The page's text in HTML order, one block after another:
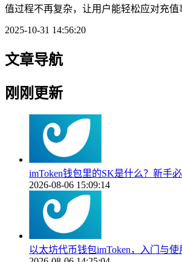
值过程不再复杂，让用户能轻松应对充
2025-10-31 14:56:20
文章导航
刚刚更新
imToken钱包里的SK是什么？新手
2026-08-06 15:09:14
以太坊代币钱包imToken，入门与